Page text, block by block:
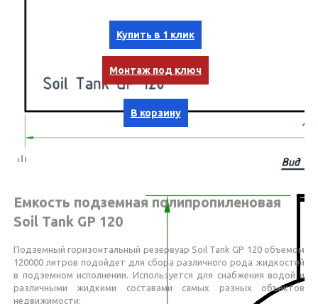
Купить в 1 клик
Монтаж под ключ
В корзину
Емкость подземная полипропиленовая
Soil Tank GP 120
Подземный горизонтальный резервуар Soil Tank GP 120 объемом
120000 литров подойдет для сбора различного рода жидкостей
в подземном исполнении. Используется для снабжения водой и
различными жидкими составами самых разных объектов
недвижимости: